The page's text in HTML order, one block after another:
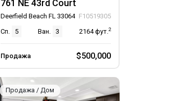
761 NE 43rd Court
Deerfield Beach FL 33064 F10519305
Сп.
5 Ван. 3 2164фут.2
Продажа $500,000
Продажа / Дом